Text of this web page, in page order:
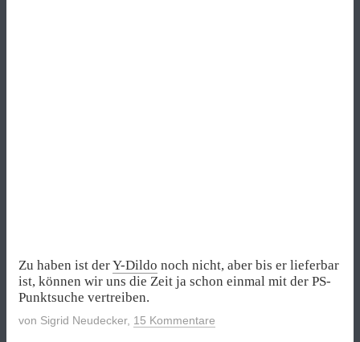
Zu haben ist derY-Dildo noch nicht, aber bis er lieferbar
ist, können wir uns die Zeit ja schon einmal mit der PS-
Punktsuche vertreiben.
von Sigrid Neudecker, 15 Kommentare